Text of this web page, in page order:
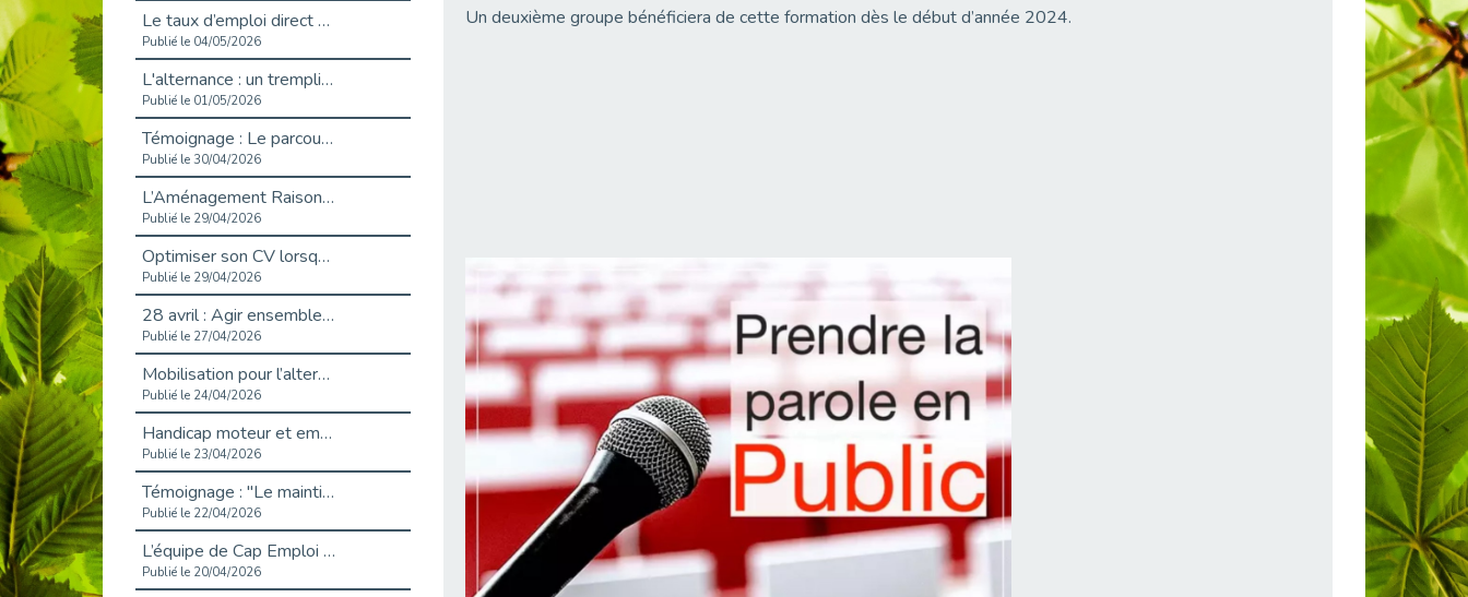
Le taux d’emploi direct dans la fonction publique dépasse 6 % en 2025
Publié le 04/05/2026
L'alternance : un tremplin vers l'emploi aussi pour les personnes en situation de handicap
Publié le 01/05/2026
Témoignage : Le parcours de Marc, 44 ans
Publié le 30/04/2026
L’Aménagement Raisonnable : Un Levier pour l’Équité
Publié le 29/04/2026
Optimiser son CV lorsqu’on est en situation de handicap
Publié le 29/04/2026
28 avril : Agir ensemble pour une culture de prévention au travail
Publié le 27/04/2026
Mobilisation pour l’alternance et le handicap
Publié le 24/04/2026
Handicap moteur et emploi : réussir ses recrutements vidéo
Publié le 23/04/2026
Témoignage : "Le maintien en emploi est un investissement, pas une contrainte."
Publié le 22/04/2026
L’équipe de Cap Emploi 92 s’agrandit : Bienvenue à Charmila, Khoudia et Fadila !
Publié le 20/04/2026
Un deuxième groupe bénéficiera de cette formation dès le début d’année 2024.